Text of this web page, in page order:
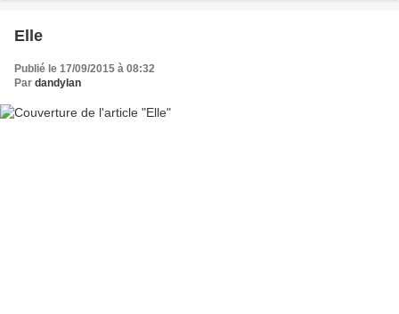
Elle
Publié le 17/09/2015 à 08:32
Par dandylan